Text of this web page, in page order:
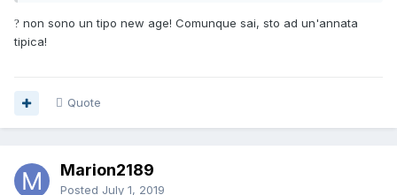
? non sono un tipo new age! Comunque sai, sto ad un'annata
tipica!
Quote
Marion2189
Posted July 1, 2019